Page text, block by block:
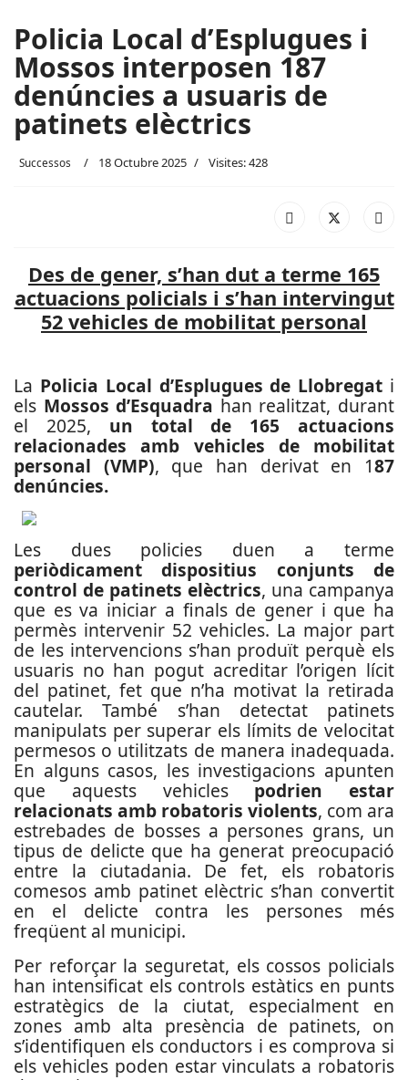
Policia Local d’Esplugues i
Mossos interposen 187
denúncies a usuaris de
patinets elèctrics
Successos 18 Octubre 2025 Visites: 428
Des de gener, s’han dut a terme 165
actuacions policials i s’han intervingut
52 vehicles de mobilitat personal
La Policia Local d’Esplugues de Llobregat i
els Mossos d’Esquadra han realitzat, durant
el 2025, un total de 165 actuacions
relacionades amb vehicles de mobilitat
personal (VMP), que han derivat en 187
denúncies.
Les dues policies duen a terme
periòdicament dispositius conjunts de
control de patinets elèctrics, una campanya
que es va iniciar a finals de gener i que ha
permès intervenir 52 vehicles. La major part
de les intervencions s’han produït perquè els
usuaris no han pogut acreditar l’origen lícit
del patinet, fet que n’ha motivat la retirada
cautelar. També s’han detectat patinets
manipulats per superar els límits de velocitat
permesos o utilitzats de manera inadequada.
En alguns casos, les investigacions apunten
que aquests vehicles podrien estar
relacionats amb robatoris violents, com ara
estrebades de bosses a persones grans, un
tipus de delicte que ha generat preocupació
entre la ciutadania. De fet, els robatoris
comesos amb patinet elèctric s’han convertit
en el delicte contra les persones més
freqüent al municipi.
Per reforçar la seguretat, els cossos policials
han intensificat els controls estàtics en punts
estratègics de la ciutat, especialment en
zones amb alta presència de patinets, on
s’identifiquen els conductors i es comprova si
els vehicles poden estar vinculats a robatoris